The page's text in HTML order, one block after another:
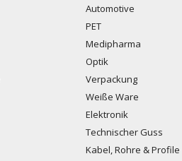
Automotive
PET
Medipharma
Optik
Verpackung
Weiße Ware
Elektronik
Technischer Guss
Kabel, Rohre & Profile